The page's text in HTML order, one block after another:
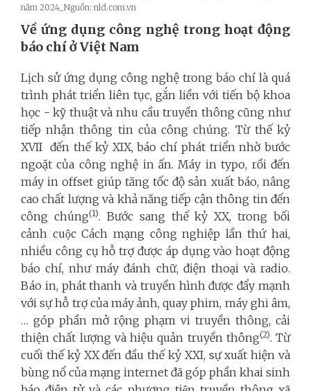
năm 2024_Nguồn: nld.com.vn
Về ứng dụng công nghệ trong hoạt động
báo chí ở Việt Nam
Lịch sử ứng dụng công nghệ trong báo chí là quá
trình phát triển liên tục, gắn liền với tiến bộ khoa
học - kỹ thuật và nhu cầu truyền thông cũng như
tiếp nhận thông tin của công chúng. Từ thế kỷ
XVII đến thế kỷ XIX, báo chí phát triển nhờ bước
ngoặt của công nghệ in ấn. Máy in typo, rồi đến
máy in offset giúp tăng tốc độ sản xuất báo, nâng
cao chất lượng và khả năng tiếp cận thông tin đến
công chúng(1). Bước sang thế kỷ XX, trong bối
cảnh cuộc Cách mạng công nghiệp lần thứ hai,
nhiều công cụ hỗ trợ được áp dụng vào hoạt động
báo chí, như máy đánh chữ, điện thoại và radio.
Báo in, phát thanh và truyền hình được đẩy mạnh
với sự hỗ trợ của máy ảnh, quay phim, máy ghi âm,
… góp phần mở rộng phạm vi truyền thông, cải
thiện chất lượng và hiệu quản truyền thông(2). Từ
cuối thế kỷ XX đến đầu thế kỷ XXI, sự xuất hiện và
bùng nổ của mạng internet đã góp phần khai sinh